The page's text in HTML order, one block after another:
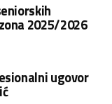
2025/2026
ugovor